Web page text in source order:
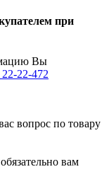
при
Вы
22-472
вопрос по товару
вам